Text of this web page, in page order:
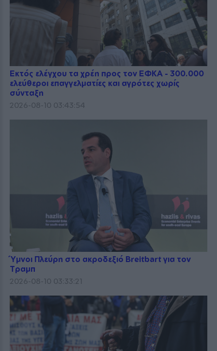
Εκτός ελέγχου τα χρέη προς τον ΕΦΚΑ - 300.000
ελεύθεροι επαγγελματίες και αγρότες χωρίς
σύνταξη
2026-08-10 03:43:54
Ύμνοι Πλεύρη στο ακροδεξιό Breitbart για τον
Τραμπ
2026-08-10 03:33:21